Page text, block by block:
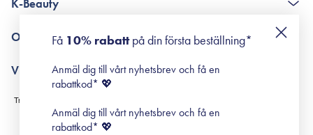
Poängshop - frågor och svar
K-Beauty
Retinol för nybörjare
Om Surisuri
Black Friday
Villkor
Leverans & Retur
Köpvillkor
Prenumerationsvillkor
Få 10% rabattpå din första beställning*
Anmäl dig till vårt nyhetsbrev och få en
rabattkod* 💖
Anmäl dig till vårt nyhetsbrev och få en
rabattkod* 💖